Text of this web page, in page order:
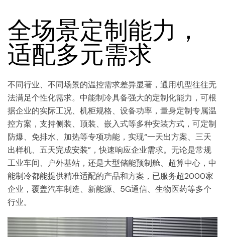
全场景定制能力，
适配多元需求
不同行业、不同场景的温控需求差异显著，通用机型往往无
法满足个性化需求。中能制冷具备强大的定制化能力，可根
据企业的实际工况、机柜规格、设备功率，量身定制专属温
控方案，支持侧装、顶装、嵌入式等多种安装方式，可定制
防爆、免排水、加热等专项功能，实现“一天出方案、三天
出样机、五天完成安装”，快速响应企业需求。无论是常规
工业车间、户外基站，还是大型储能预制舱、超算中心，中
能制冷都能提供精准适配的产品和方案，已服务超2000家
企业，覆盖汽车制造、新能源、5G通信、生物医药等多个
行业。